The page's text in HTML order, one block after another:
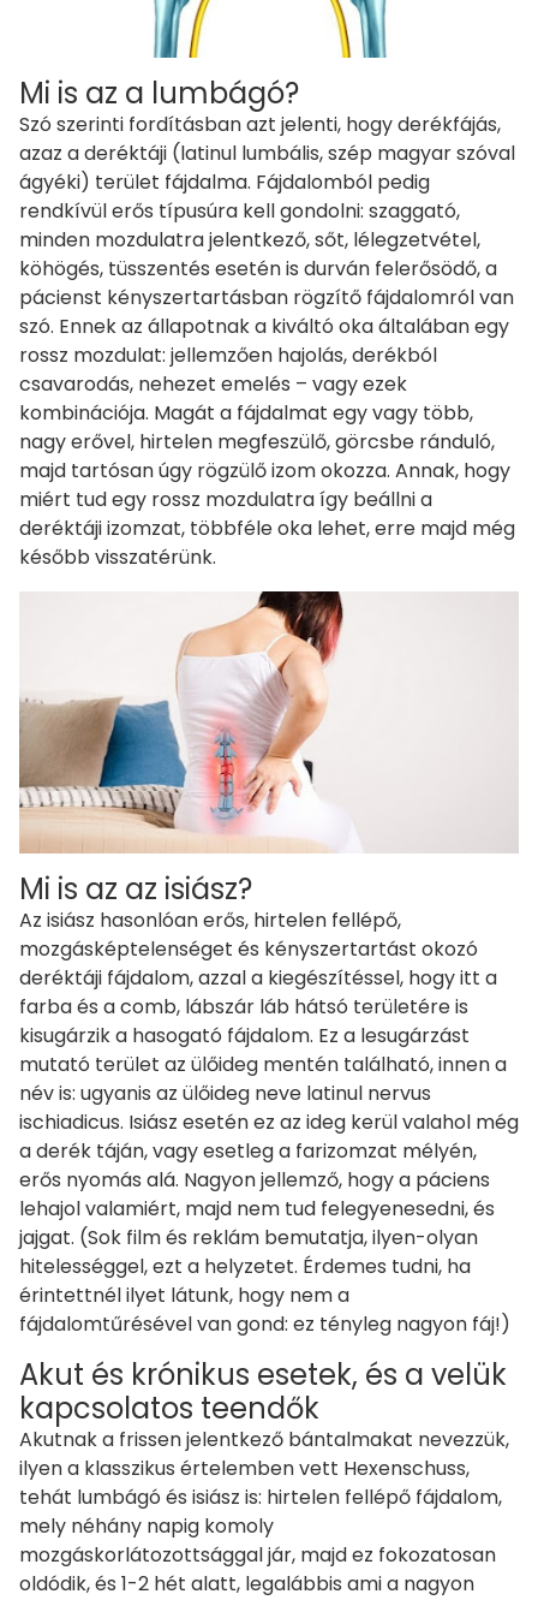
Mi is az a lumbágó?
Szó szerinti fordításban azt jelenti, hogy derékfájás,
azaz a deréktáji (latinul lumbális, szép magyar szóval
ágyéki) terület fájdalma. Fájdalomból pedig
rendkívül erős típusúra kell gondolni: szaggató,
minden mozdulatra jelentkező, sőt, lélegzetvétel,
köhögés, tüsszentés esetén is durván felerősödő, a
pácienst kényszertartásban rögzítő fájdalomról van
szó. Ennek az állapotnak a kiváltó oka általában egy
rossz mozdulat: jellemzően hajolás, derékból
csavarodás, nehezet emelés – vagy ezek
kombinációja. Magát a fájdalmat egy vagy több,
nagy erővel, hirtelen megfeszülő, görcsbe ránduló,
majd tartósan úgy rögzülő izom okozza. Annak, hogy
miért tud egy rossz mozdulatra így beállni a
deréktáji izomzat, többféle oka lehet, erre majd még
később visszatérünk.
Mi is az az isiász?
Az isiász hasonlóan erős, hirtelen fellépő,
mozgásképtelenséget és kényszertartást okozó
deréktáji fájdalom, azzal a kiegészítéssel, hogy itt a
farba és a comb, lábszár láb hátsó területére is
kisugárzik a hasogató fájdalom. Ez a lesugárzást
mutató terület az ülőideg mentén található, innen a
név is: ugyanis az ülőideg neve latinul nervus
ischiadicus. Isiász esetén ez az ideg kerül valahol még
a derék táján, vagy esetleg a farizomzat mélyén,
erős nyomás alá. Nagyon jellemző, hogy a páciens
lehajol valamiért, majd nem tud felegyenesedni, és
jajgat. (Sok film és reklám bemutatja, ilyen-olyan
hitelességgel, ezt a helyzetet. Érdemes tudni, ha
érintettnél ilyet látunk, hogy nem a
fájdalomtűrésével van gond: ez tényleg nagyon fáj!)
Akut és krónikus esetek, és a velük
kapcsolatos teendők
Akutnak a frissen jelentkező bántalmakat nevezzük,
ilyen a klasszikus értelemben vett Hexenschuss,
tehát lumbágó és isiász is: hirtelen fellépő fájdalom,
mely néhány napig komoly
mozgáskorlátozottsággal jár, majd ez fokozatosan
oldódik, és 1-2 hét alatt, legalábbis ami a nagyon